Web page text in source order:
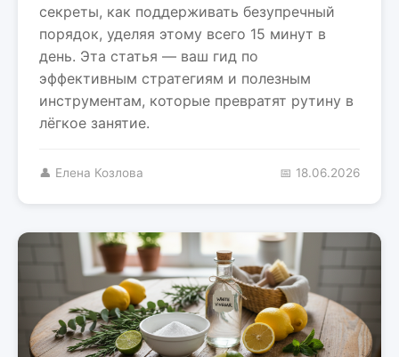
секреты, как поддерживать безупречный
порядок, уделяя этому всего 15 минут в
день. Эта статья — ваш гид по
эффективным стратегиям и полезным
инструментам, которые превратят рутину в
лёгкое занятие.
👤 Елена Козлова 📅 18.06.2026